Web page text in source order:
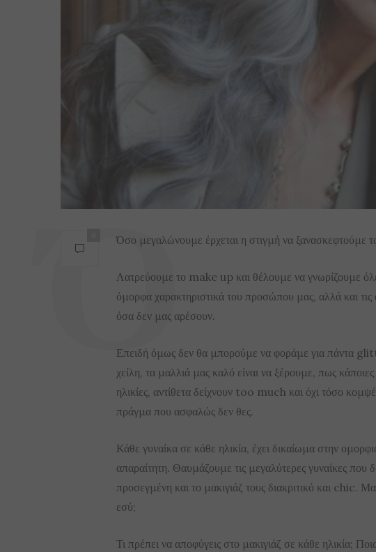
Όσο μεγαλώνουμε έρχεται η στιγμή να ξανασκεφτούμε
Λατρεύουμε το make up και θέλουμε να γνωρίζουμε
όμορφα χαρακτηριστικά του προσώπου μας, αλλά και τις
όσα δεν μας αρέσουν.
Επειδή όμως δεν θα μπορούμε να φοράμε για πάντα
χείλη, τα μαλλιά μας καλό είναι να ξέρουμε, πως κάποιες
ηλικίες, αντίθετα δείχνουν too much και όχι τόσο
πράγμα που ασφαλώς δεν θες.
Κάθε γυναίκα σε κάθε ηλικία, έχει δικαίωμα στην
απαραίτητη. Θαυμάζουμε τις μεγαλύτερες γυναίκες που
προσεγμένη και το μακιγιάζ τους διακριτικό και chic.
εσύ;
Τι πρέπει να αποφύγεις στο μακιγιάζ σε κάθε ηλικία;